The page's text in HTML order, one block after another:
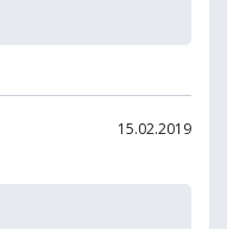
15.02.2019